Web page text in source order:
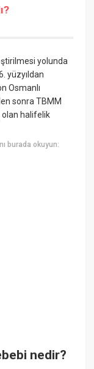
yolunda
yüzyıldan
Osmanlı
sonra TBMM
halifelik
burada okuyun:
nedir?